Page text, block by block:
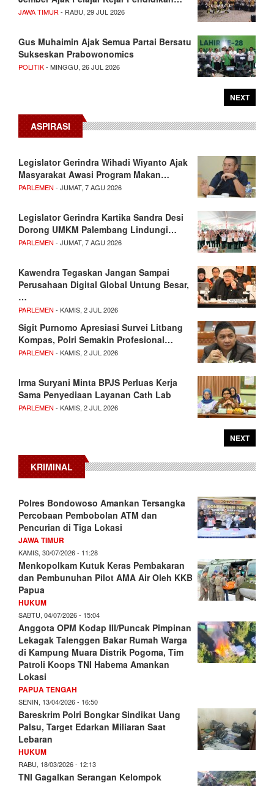
JAWA TIMUR - RABU, 29 JUL 2026
Gus Muhaimin Ajak Semua Partai Bersatu
Sukseskan Prabowonomics
POLITIK- MINGGU, 26 JUL 2026
NEXT
ASPIRASI
Legislator Gerindra Wihadi Wiyanto Ajak
Masyarakat Awasi Program Makan…
PARLEMEN - JUMAT, 7 AGU 2026
Legislator Gerindra Kartika Sandra Desi
Dorong UMKM Palembang Lindungi…
PARLEMEN - JUMAT, 7 AGU 2026
Kawendra Tegaskan Jangan Sampai
Perusahaan Digital Global Untung Besar,
…
PARLEMEN - KAMIS, 2 JUL 2026
Sigit Purnomo Apresiasi Survei Litbang
Kompas, Polri Semakin Profesional…
PARLEMEN - KAMIS, 2 JUL 2026
Irma Suryani Minta BPJS Perluas Kerja
Sama Penyediaan Layanan Cath Lab
PARLEMEN - KAMIS, 2 JUL 2026
NEXT
KRIMINAL
Polres Bondowoso Amankan Tersangka
Percobaan Pembobolan ATM dan
Pencurian di Tiga Lokasi
JAWA TIMUR
KAMIS, 30/07/2026 - 11:28
Menkopolkam Kutuk Keras Pembakaran
dan Pembunuhan Pilot AMA Air Oleh KKB
Papua
HUKUM
SABTU, 04/07/2026 - 15:04
Anggota OPM Kodap III/Puncak Pimpinan
Lekagak Talenggen Bakar Rumah Warga
di Kampung Muara Distrik Pogoma, Tim
Patroli Koops TNI Habema Amankan
Lokasi
PAPUA TENGAH
SENIN, 13/04/2026 - 16:50
Bareskrim Polri Bongkar Sindikat Uang
Palsu, Target Edarkan Miliaran Saat
Lebaran
HUKUM
RABU, 18/03/2026 - 12:13
TNI Gagalkan Serangan Kelompok